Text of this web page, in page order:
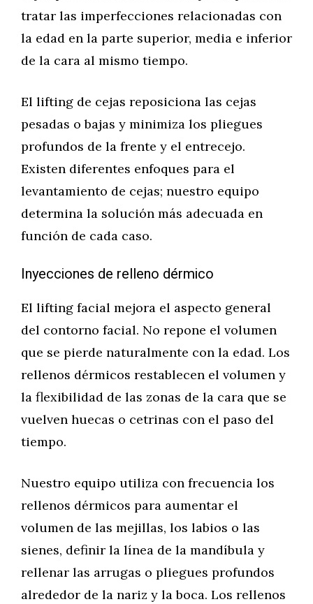
tratar las imperfecciones relacionadas con
la edad en la parte superior, media e inferior
de la cara al mismo tiempo.
El lifting de cejas reposiciona las cejas
pesadas o bajas y minimiza los pliegues
profundos de la frente y el entrecejo.
Existen diferentes enfoques para el
levantamiento de cejas; nuestro equipo
determina la solución más adecuada en
función de cada caso.
Inyecciones de relleno dérmico
El lifting facial mejora el aspecto general
del contorno facial. No repone el volumen
que se pierde naturalmente con la edad. Los
rellenos dérmicos restablecen el volumen y
la flexibilidad de las zonas de la cara que se
vuelven huecas o cetrinas con el paso del
tiempo.
Nuestro equipo utiliza con frecuencia los
rellenos dérmicos para aumentar el
volumen de las mejillas, los labios o las
sienes, definir la línea de la mandíbula y
rellenar las arrugas o pliegues profundos
alrededor de la nariz y la boca. Los rellenos